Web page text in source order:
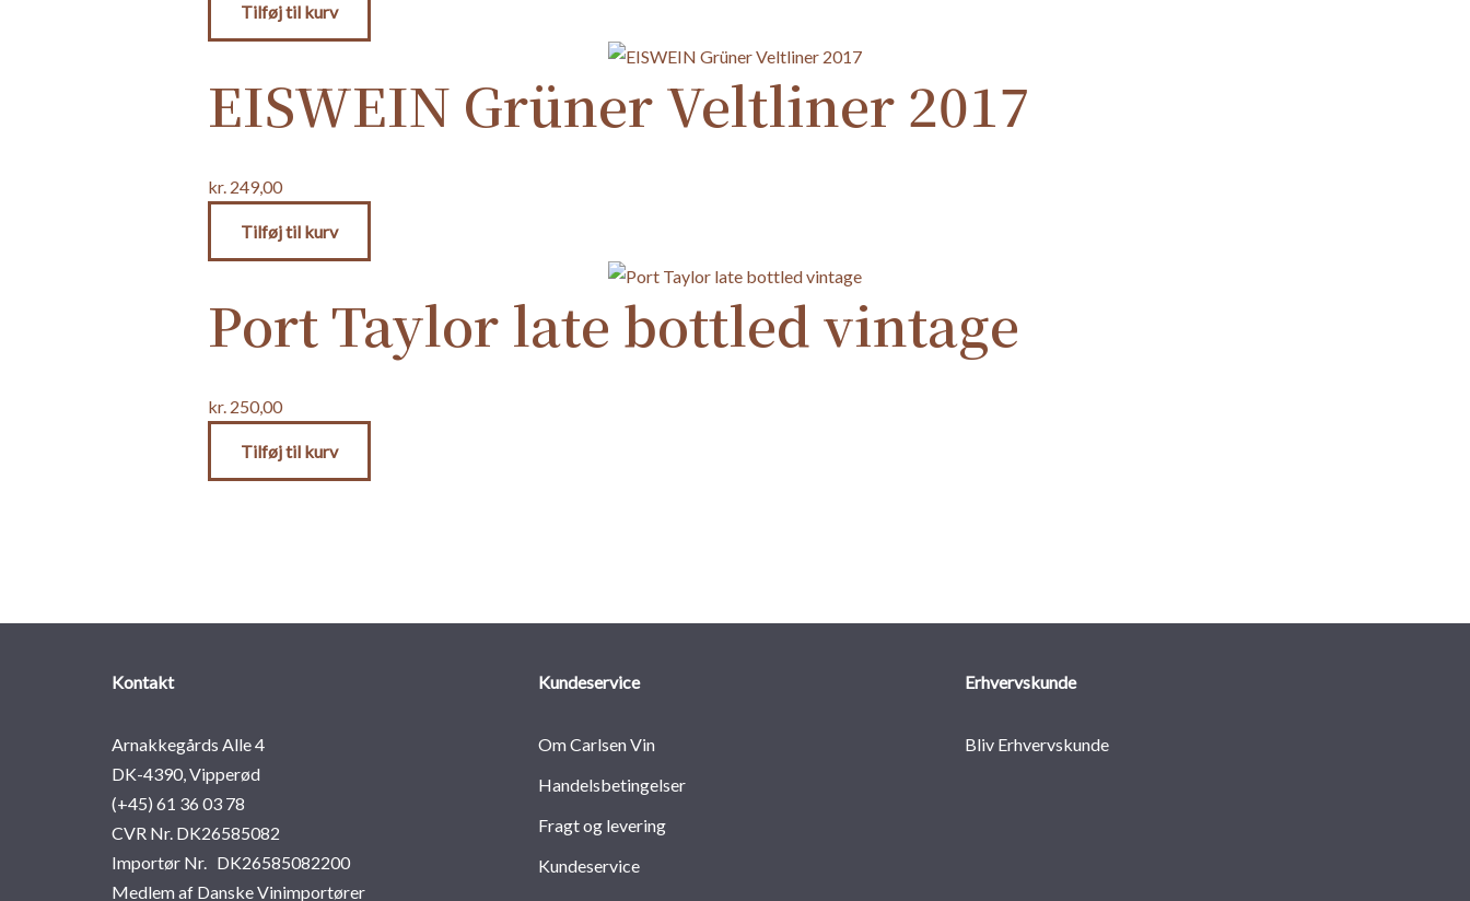
Tilføj til kurv
EISWEIN Grüner Veltliner 2017
kr.249,00
Tilføj til kurv
Port Taylor late bottled vintage
kr.250,00
Tilføj til kurv
Kontakt
Arnakkegårds Alle 4
DK-4390, Vipperød
(+45) 61 36 03 78
CVR Nr. DK26585082
Importør Nr. DK26585082200
Medlem af Danske Vinimportører
Kundeservice
Om Carlsen Vin
Handelsbetingelser
Fragt og levering
Kundeservice
Erhvervskunde
Bliv Erhvervskunde